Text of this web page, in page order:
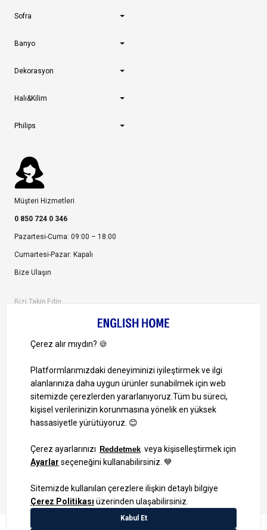
Sofra
Banyo
Dekorasyon
Halı&Kilim
Philips
Müşteri Hizmetleri
0 850 724 0 346
Pazartesi-Cuma: 09:00 – 18:00
Cumartesi-Pazar: Kapalı
Bize Ulaşın
Bizi Takip Edin
1000 TL ve Üzeri Alışverişlerinizde Kargo Bedava!
Bilgi Toplum Hizmetleri
KVKK Veri İşleme Politikamız
Site Haritası